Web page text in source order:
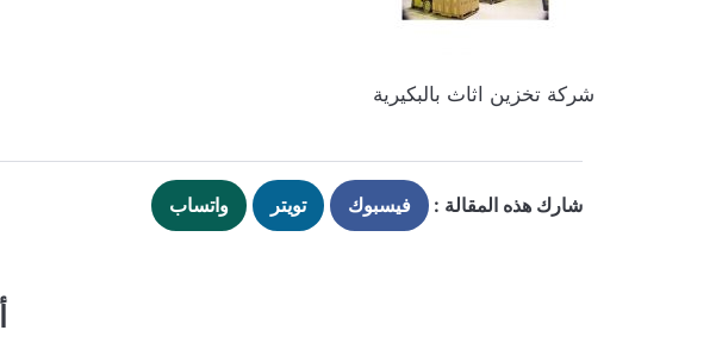
شركة تخزين اثاث بالبكيرية
شارك هذه المقالة : فيسبوك تويتر واتساب